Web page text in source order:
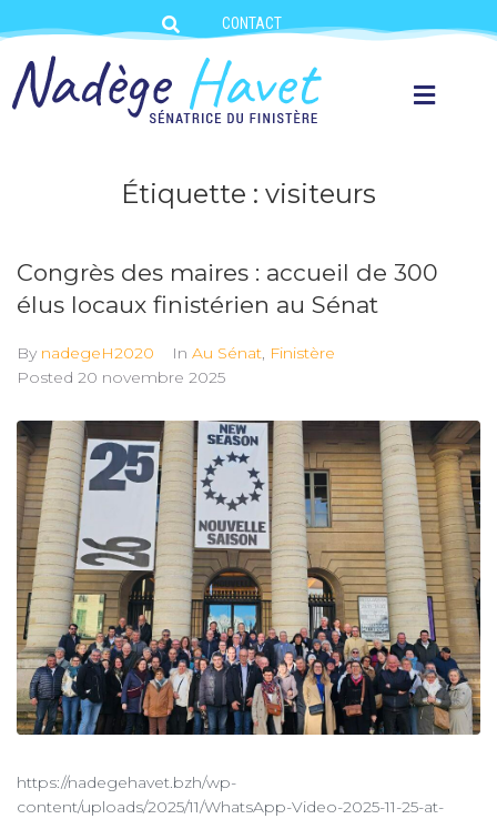
CONTACT
Étiquette : visiteurs
Congrès des maires : accueil de 300
élus locaux finistérien au Sénat
By nadegeH2020 In Au Sénat, Finistère
Posted 20 novembre 2025
https://nadegehavet.bzh/wp-
content/uploads/2025/11/WhatsApp-Video-2025-11-25-at-